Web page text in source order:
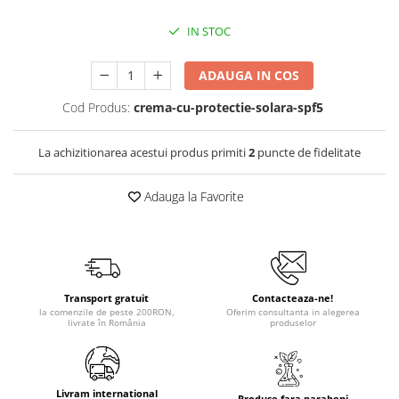
IN STOC
ADAUGA IN COS
Cod Produs: crema-cu-protectie-solara-spf5
La achizitionarea acestui produs primiti2 puncte de fidelitate
Adauga la Favorite
Transport gratuit
la comenzile de peste 200RON,
livrate în România
Contacteaza-ne!
Oferim consultanta in alegerea
produselor
Livram international